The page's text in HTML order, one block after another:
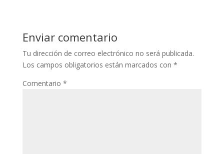
Enviar comentario
Tu dirección de correo electrónico no será publicada.
Los campos obligatorios están marcados con *
Comentario *